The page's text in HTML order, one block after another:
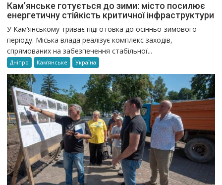
Кам’янське готується до зими: місто посилює
енергетичну стійкість критичної інфраструктури
У Кам’янському триває підготовка до осінньо-зимового
періоду. Міська влада реалізує комплекс заходів,
спрямованих на забезпечення стабільної...
Дніпро Кам'янське Україна